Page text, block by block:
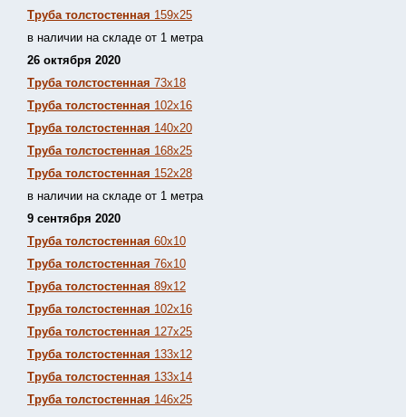
Труба толстостенная 159х25
в наличии на складе от 1 метра
26 октября 2020
Труба толстостенная 73х18
Труба толстостенная 102х16
Труба толстостенная 140х20
Труба толстостенная 168х25
Труба толстостенная 152х28
в наличии на складе от 1 метра
9 сентября 2020
Труба толстостенная 60х10
Труба толстостенная 76х10
Труба толстостенная 89х12
Труба толстостенная 102х16
Труба толстостенная 127х25
Труба толстостенная 133х12
Труба толстостенная 133х14
Труба толстостенная 146х25